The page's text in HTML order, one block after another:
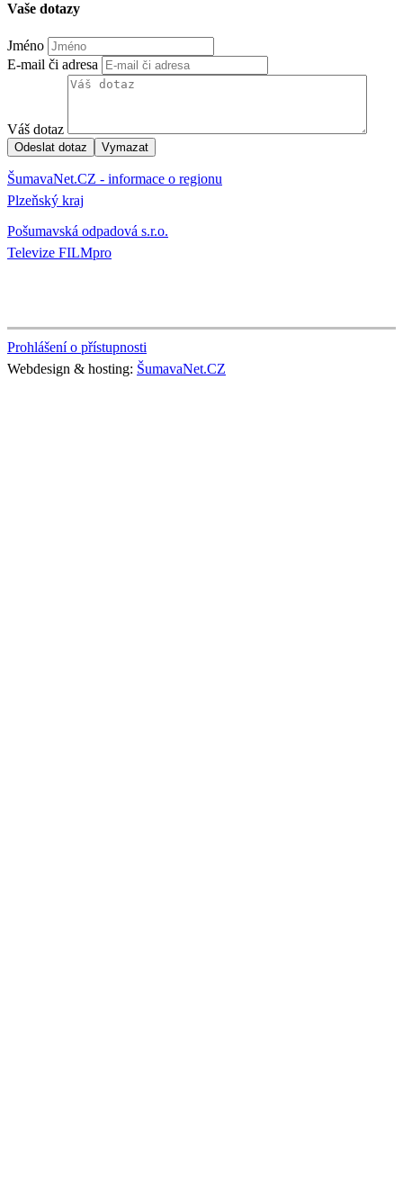
Vaše dotazy
Jméno
E-mail či adresa
Váš dotaz
ŠumavaNet.CZ - informace o regionu
Plzeňský kraj
Pošumavská odpadová s.r.o.
Televize FILMpro
Prohlášení o přístupnosti
Webdesign & hosting: ŠumavaNet.CZ